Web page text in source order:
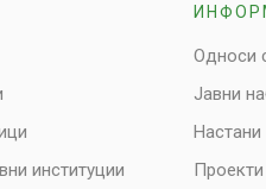
институции
Односи
Јавни
Настани
Проекти